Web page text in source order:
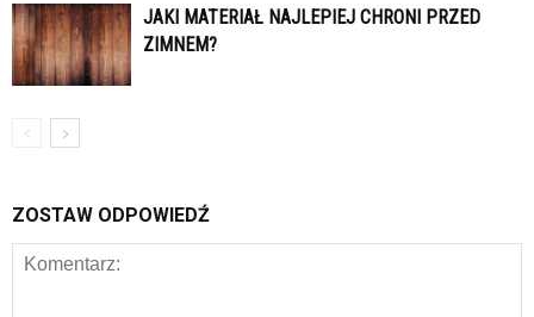
JAKI MATERIAŁ NAJLEPIEJ CHRONI PRZED
ZIMNEM?
ZOSTAW ODPOWIEDŹ